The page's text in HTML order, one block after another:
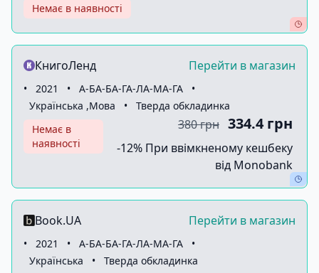
Немає в наявності
КнигоЛенд Перейти в магазин
• 2021 • А-БА-БА-ГА-ЛА-МА-ГА
•
Українська ,Мова
•
Тверда обкладинка
Немає в
наявності
380 грн 334.4 грн
-12% При ввімкненому кешбеку
від Monobank
Book.UA Перейти в магазин
• 2021 • А-БА-БА-ГА-ЛА-МА-ГА
•
Українська
• Тверда обкладинка